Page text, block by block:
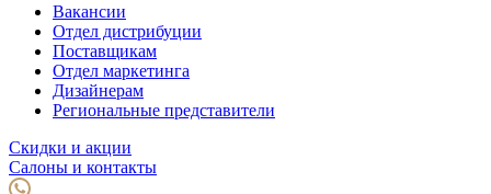
Вакансии
Отдел дистрибуции
Поставщикам
Отдел маркетинга
Дизайнерам
Региональные представители
Скидки и акции
Салоны и контакты